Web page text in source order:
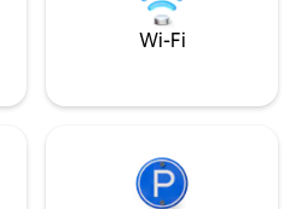
preskúmanie
pamiatok.
Wi-Fi